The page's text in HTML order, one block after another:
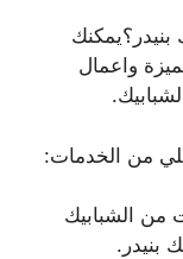
واعمال
يلي من الخدمات:
من الشبابيك
بنيدر.